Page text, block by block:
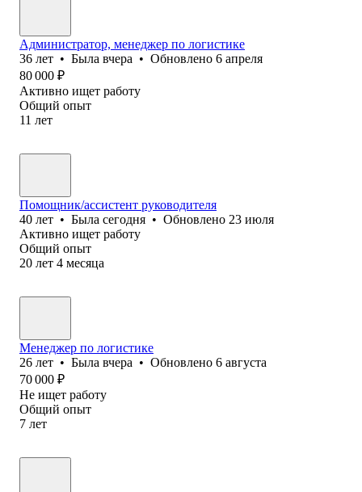
Администратор, менеджер по логистике
36 лет • Была вчера • Обновлено 6 апреля
80 000 ₽
Активно ищет работу
Общий опыт
11 лет
Помощник/ассистент руководителя
40 лет • Была сегодня • Обновлено 23 июля
Активно ищет работу
Общий опыт
20 лет 4 месяца
Менеджер по логистике
26 лет • Была вчера • Обновлено 6 августа
70 000 ₽
Не ищет работу
Общий опыт
7 лет